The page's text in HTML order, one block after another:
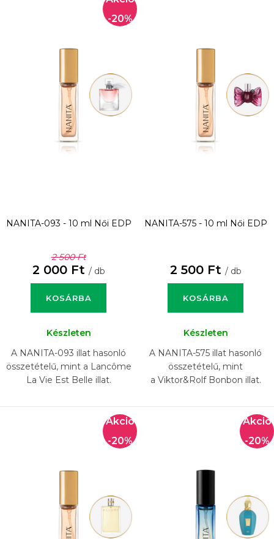
-20%
NANITA-093 - 10 ml Női EDP
2 500 Ft
2 000 Ft / db
KOSÁRBA
Készleten
A NANITA-093 illat hasonló
összetételű, mint a Lancôme
La Vie Est Belle illat.
NANITA-575 - 10 ml Női EDP
2 500 Ft / db
KOSÁRBA
Készleten
A NANITA-575 illat hasonló
összetételű, mint
a Viktor&Rolf Bonbon illat.
-20% -20%